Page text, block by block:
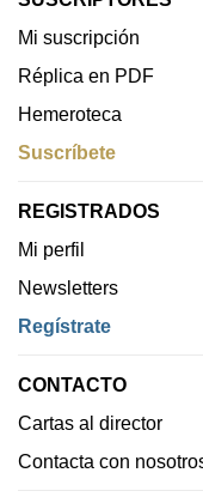
Mi suscripción
Réplica en PDF
Hemeroteca
Suscríbete
REGISTRADOS
Mi perfil
Newsletters
Regístrate
CONTACTO
Cartas al director
Contacta con